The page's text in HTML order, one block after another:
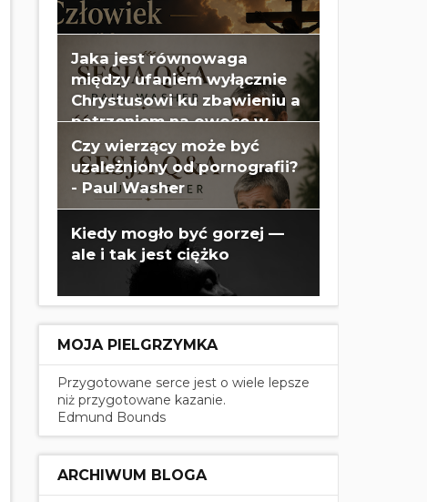
Jaka jest równowaga
między ufaniem wyłącznie
Chrystusowi ku zbawieniu a
patrzeniem na owoce w
swoim życiu? - Paul Washer
Czy wierzący może być
uzależniony od pornografii?
- Paul Washer
Kiedy mogło być gorzej —
ale i tak jest ciężko
MOJA PIELGRZYMKA
Przygotowane serce jest o wiele lepsze
niż przygotowane kazanie.
Edmund Bounds
ARCHIWUM BLOGA